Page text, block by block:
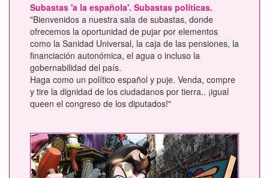
Subastas 'a la española'. Subastas políticas.
"Bienvenidos a nuestra sala de subastas, donde
ofrecemos la oportunidad de pujar por elementos
como la Sanidad Universal, la caja de las pensiones, la
financiación autonómica, el agua o incluso la
gobernabilidad del país.
Haga como un político español y puje. Venda, compre
y tire la dignidad de los ciudadanos por tierra.. ¡igual
queen el congreso de los diputados!"